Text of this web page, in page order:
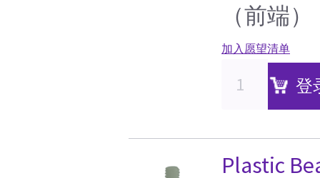
（前端）
加入愿望清单
登
Plastic